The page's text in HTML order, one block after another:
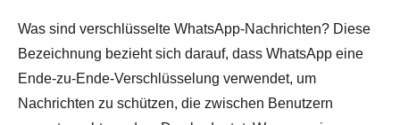
Was sind verschlüsselte WhatsApp-Nachrichten? Diese
Bezeichnung bezieht sich darauf, dass WhatsApp eine
Ende-zu-Ende-Verschlüsselung verwendet, um
Nachrichten zu schützen, die zwischen Benutzern